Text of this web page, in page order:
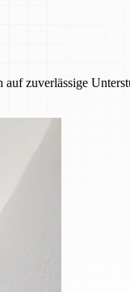
zuverlässige